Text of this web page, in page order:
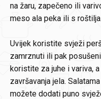
na žaru, zapečeno ili
meso ala peka ili s roštilja.
Uvijek koristite svježi
zamrznuti ili pak
koristite za juhe i variva,
završavanja jela.
možete dodati puno